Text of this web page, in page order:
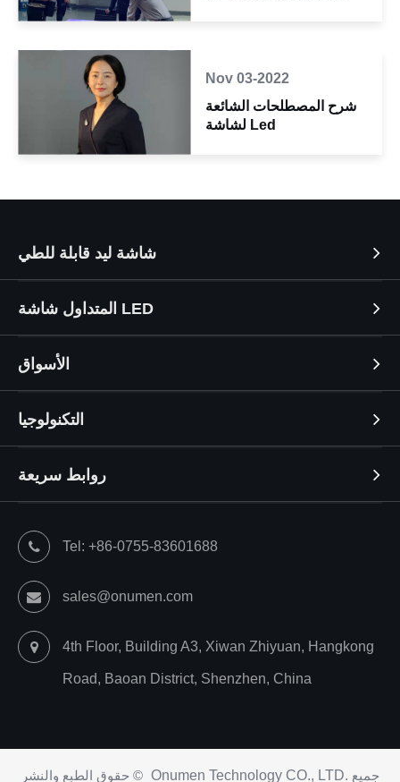
Nov 03-2022
شرح المصطلحات الشائعة
لشاشة Led
شاشة ليد قابلة للطي
المتداول شاشة LED
الأسواق
التكنولوجيا
روابط سريعة
Tel: +86-0755-83601688
sales@onumen.com
4th Floor, Building A3, Xiwan Zhiyuan, Hangkong
Road, Baoan District, Shenzhen, China
حقوق الطبع والنشر © Onumen Technology CO., LTD.